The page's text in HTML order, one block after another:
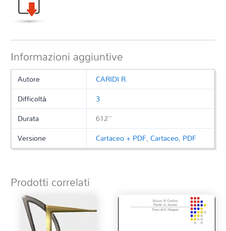
Informazioni aggiuntive
Autore
CARIDI R.
Difficoltà
3
Durata
612''
Versione
Cartaceo + PDF,Cartaceo, PDF
Prodotti correlati